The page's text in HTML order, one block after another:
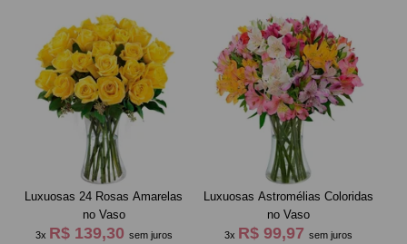
Luxuosas 24 Rosas Amarelas
no Vaso
3x R$ 139,30 sem juros
Luxuosas Astromélias Coloridas
no Vaso
3x R$ 99,97sem juros